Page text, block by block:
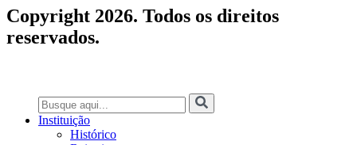
Copyright 2026. Todos os direitos
reservados.
Instituição
Histórico